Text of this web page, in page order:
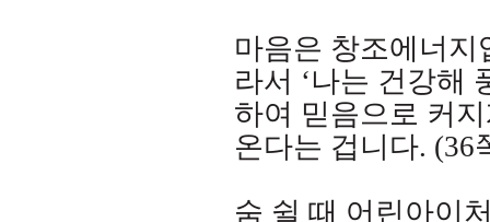
마음은 창조에너지
라서 ‘나는 건강해
하여 믿음으로 커
온다는 겁니다. (36
숨 쉴 때 어린아이